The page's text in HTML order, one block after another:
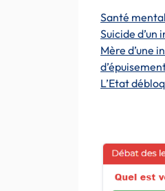
Santé
Suicide d’un
Mère d’une
L’Etat